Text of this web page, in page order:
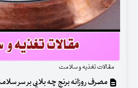
مقالات تغذیه و سلامت
مصرف روزانه برنج چه بلایی بر سر